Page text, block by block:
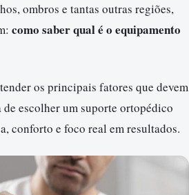
ombros e tantas outras regiões,
como saber qual é o equipamento
os principais fatores que devem
escolher um suporte ortopédico
conforto e foco real em resultados.